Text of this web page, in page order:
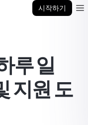
시작하기
루 일
지원 도